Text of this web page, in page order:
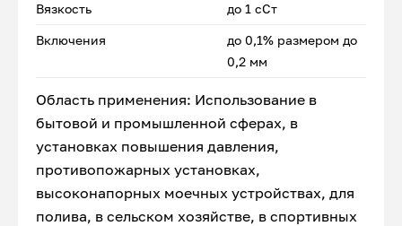
Вязкость до 1 сСт
Включения
до 0,1% размером до
0,2 мм
Область применения: Использование в
бытовой и промышленной сферах, в
установках повышения давления,
противопожарных установках,
высоконапорных моечных устройствах, для
полива, в сельском хозяйстве, в спортивных